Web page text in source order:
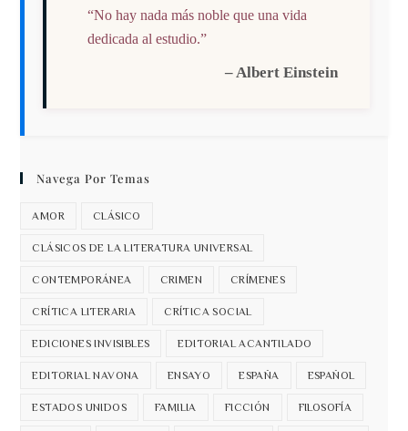
“No hay nada más noble que una vida
dedicada al estudio.”
– Albert Einstein
Navega Por Temas
AMOR CLÁSICO
CLÁSICOS DE LA LITERATURA UNIVERSAL
CONTEMPORÁNEA CRIMEN CRÍMENES
CRÍTICA LITERARIA CRÍTICA SOCIAL
EDICIONES INVISIBLES EDITORIAL ACANTILADO
EDITORIAL NAVONA ENSAYO ESPAÑA ESPAÑOL
ESTADOS UNIDOS FAMILIA FICCIÓN FILOSOFÍA